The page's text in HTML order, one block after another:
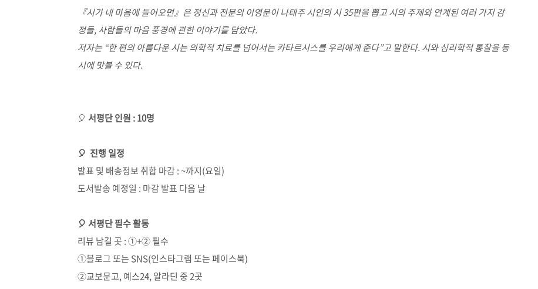
『시가 내 마음에 들어오면』은 정신과 전문의 이영문이 나태주 시인의 시 35편을 뽑고 시의 주제와 연계된 여러 가지 감
정들, 사람들의 마음 풍경에 관한 이야기를 담았다.
저자는 “한 편의 아름다운 시는 의학적 치료를 넘어서는 카타르시스를 우리에게 준다”고 말한다. 시와 심리학적 통찰을 동
시에 맛볼 수 있다.
🎈 서평단 인원 : 10명
🎈 진행 일정
발표 및 배송정보 취합 마감 : ~까지(요일)
도서발송 예정일 : 마감 발표 다음 날
🎈 서평단 필수 활동
리뷰 남길 곳 : ①+② 필수
①블로그 또는 SNS(인스타그램 또는 페이스북)
②교보문고, 예스24, 알라딘 중 2곳